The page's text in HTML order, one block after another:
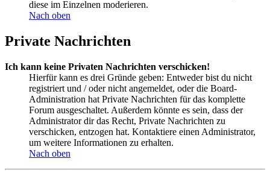
diese im Einzelnen moderieren.
Nach oben
Private Nachrichten
Ich kann keine Privaten Nachrichten verschicken!
Hierfür kann es drei Gründe geben: Entweder bist du nicht
registriert und / oder nicht angemeldet, oder die Board-
Administration hat Private Nachrichten für das komplette
Forum ausgeschaltet. Außerdem könnte es sein, dass der
Administrator dir das Recht, Private Nachrichten zu
verschicken, entzogen hat. Kontaktiere einen Administrator,
um weitere Informationen zu erhalten.
Nach oben